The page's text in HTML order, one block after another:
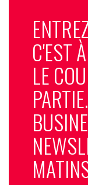
C'EST
LE